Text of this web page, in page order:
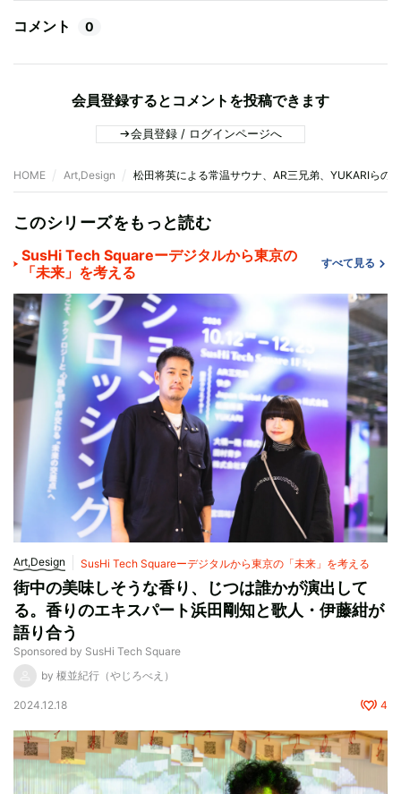
コメント 0
会員登録するとコメントを投稿できます
会員登録 / ログインページへ
HOME Art,Design 松田将英による常温サウナ、AR三兄弟、YUKARIらの
このシリーズをもっと読む
SusHi Tech Squareーデジタルから東京の
「未来」を考える
すべて見る
Art,Design SusHi Tech Squareーデジタルから東京の「未来」を考える
街中の美味しそうな香り、じつは誰かが演出して
る。香りのエキスパート浜田剛知と歌人・伊藤紺が
語り合う
Sponsored by SusHi Tech Square
by 榎並紀行（やじろべえ）
2024.12.18 4